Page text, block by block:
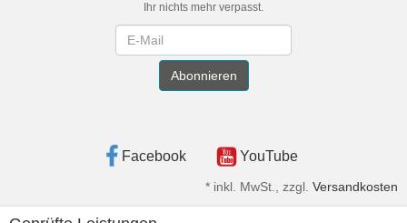
Ihr nichts mehr verpasst.
Abonnieren
Facebook YouTube
* inkl. MwSt., zzgl. Versandkosten